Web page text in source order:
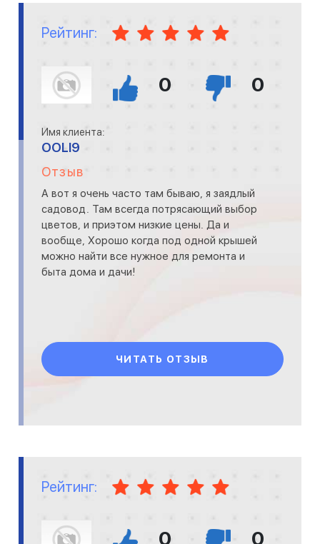
Рейтинг:
0 0
Имя клиента:
OOLI9
Отзыв
А вот я очень часто там бываю, я заядлый
садовод. Там всегда потрясающий выбор
цветов, и приэтом низкие цены. Да и
вообще, Хорошо когда под одной крышей
можно найти все нужное для ремонта и
быта дома и дачи!
ЧИТАТЬ ОТЗЫВ
Рейтинг:
0 0